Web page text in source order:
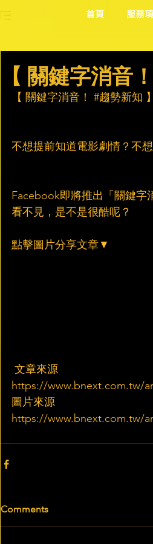
首頁 服務
【 關鍵字消音
【 關鍵字消音！ #趨勢新知 】
不想提前知道電影劇情？不
Facebook即將推出「關鍵字
看不見，是不是很酷呢？
點擊圖片分享文章▼
文章來源
https://www.bnext.com.tw/
圖片來源
https://www.bnext.com.tw/
Comments